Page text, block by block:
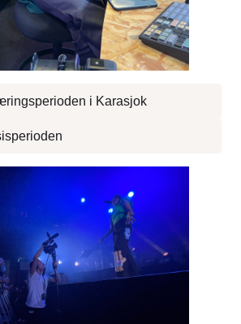
i Karasjok